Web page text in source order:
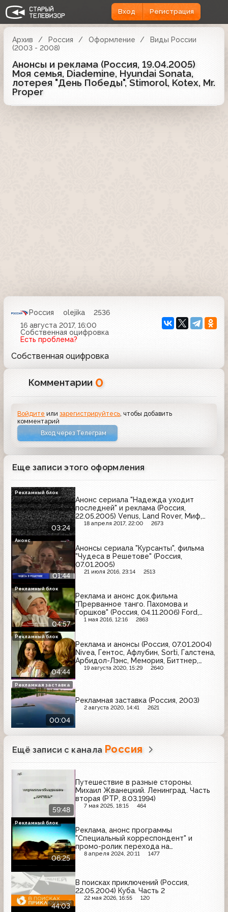
Вход Регистрация
Архив Россия Оформление
Виды России
(2003 - 2008)
Анонсы и реклама (Россия, 19.04.2005)
Моя семья, Diademine, Hyundai Sonata,
лотерея "День Победы", Stimorol, Kotex, Mr.
Proper
Россия olejika
2536
16 августа 2017, 16:00
Собственная оцифровка
Есть проблема?
Собственная оцифровка
Комментарии 0
Войдите илизарегистрируйтесь , чтобы добавить
комментарий
Вход через Телеграм
Еще записи этого оформления
03:24
Анонс сериала "Надежда уходит
последней" и реклама (Россия,
22.05.2005) Venus, Land Rover, Миф,
Maggi, Tefal, Dirol, Даниссимо
18 апреля 2017, 22:00 2673
Рекламный блок
01:44
Анонсы сериала "Курсанты", фильма
"Чудеса в Решетове" (Россия,
07.01.2005)
21 июля 2016, 23:14 2513
Анонс
04:57
Реклама и анонс док.фильма
"Прерванное танго. Пахомова и
Горшков" (Россия, 04.11.2006) Ford,
Pantene Pro-V, Garnier, Фрутоняня,
1 мая 2016, 12:16 2863
Рекламный блок
04:44
Реклама и анонсы (Россия, 07.01.2004)
Nivea, Гентос, Афлубин, Sorti, Галстена,
Арбидол-Лэнс, Мемория, Биттнер,
Римио
19 августа 2020, 15:29 2640
Рекламный блок
00:04
Рекламная заставка (Россия, 2003)
2 августа 2020, 14:41 2621
Рекламная заставка
Ещё записи с канала Россия
59:48
Путешествие в разные стороны.
Михаил Жванецкий. Ленинград. Часть
вторая (РТР, 8.03.1994)
7 мая 2025, 18:15 464
06:25
Реклама, анонс программы
"Специальный корреспондент" и
промо-ролик перехода на
круглосуточное вещание (Россия,
жемчуг, Балтимор, Whiskas, Джунгли,
Пемолюкс, Коделак, Тюнс
8 апреля 2024, 20:11 1477
Рекламный блок
44:03
В поисках приключений (Россия,
22.05.2004) Куба. Часть 2
22 мая 2026, 16:55 120